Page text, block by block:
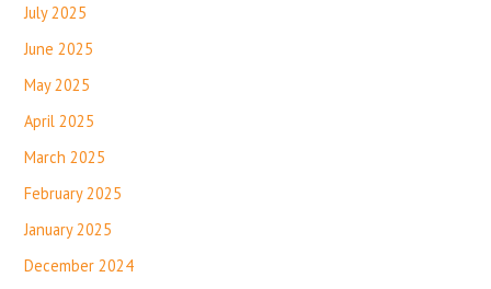
July 2025
June 2025
May 2025
April 2025
March 2025
February 2025
January 2025
December 2024